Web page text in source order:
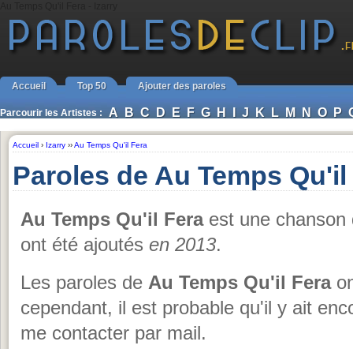
Accueil Top 50 Ajouter des paroles
Parcourir les Artistes : A B C D E F G H I J K L M N O P
Accueil › Izarry ››Au Temps Qu'il Fera
Paroles de Au Temps
Au Temps Qu'il Feraest une
ont été ajoutés en 2013.
Les paroles de Au Temps Qu'il Fera
cependant, il est probable qu'il y ait
me contacter par mail.